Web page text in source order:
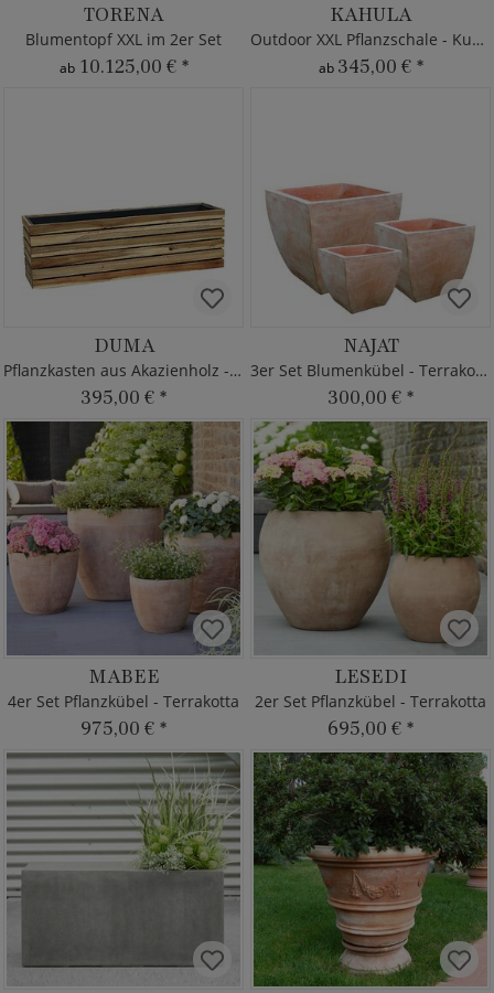
TORENA
Blumentopf XXL im 2er Set
ab 10.125,00 € *
KAHULA
Outdoor XXL Pflanzschale - Kunststoff
ab 345,00 € *
DUMA
Pflanzkasten aus Akazienholz - Eckig
395,00 € *
NAJAT
3er Set Blumenkübel - Terrakotta
300,00 € *
MABEE
4er Set Pflanzkübel - Terrakotta
975,00 € *
LESEDI
2er Set Pflanzkübel - Terrakotta
695,00 € *